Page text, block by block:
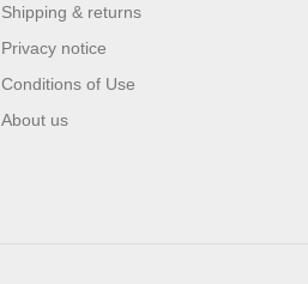
Shipping & returns
Privacy notice
Conditions of Use
About us